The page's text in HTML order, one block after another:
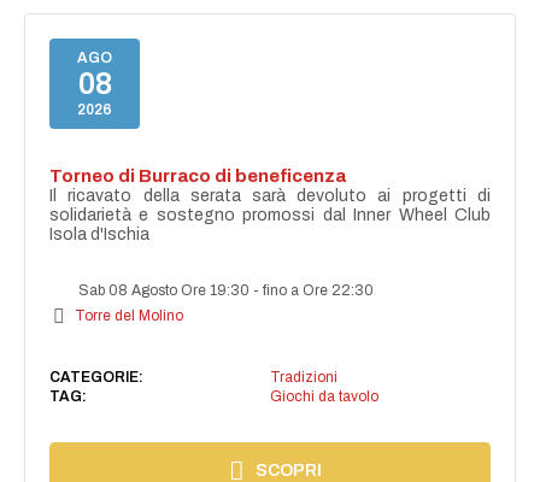
AGO
08
2026
Torneo di Burraco di beneficenza
Il ricavato della serata sarà devoluto ai progetti di
solidarietà e sostegno promossi dal Inner Wheel Club
Isola d'Ischia
Sab 08 Agosto Ore 19:30 -fino a Ore 22:30
Torre del Molino
CATEGORIE:
Tradizioni
TAG:
Giochi da tavolo
SCOPRI